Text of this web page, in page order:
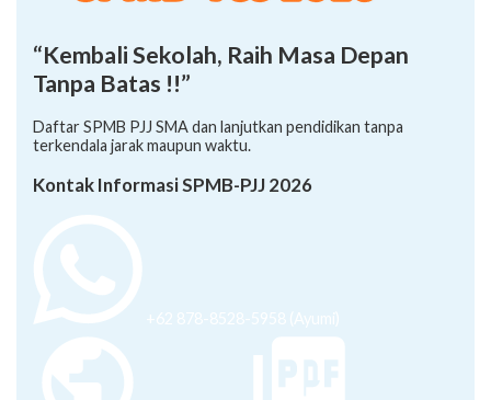
“Kembali Sekolah, Raih Masa Depan
Tanpa Batas !!”
Daftar SPMB PJJ SMA dan lanjutkan pendidikan tanpa
terkendala jarak maupun waktu.
Kontak Informasi SPMB-PJJ 2026
+62 878-8528-5958 (Ayumi)